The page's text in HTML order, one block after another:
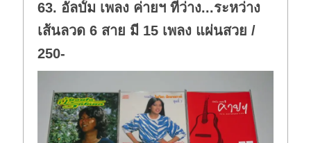
63. อัลบั้ม เพลง ค่ายฯ ที่ว่าง...ระหว่าง
เส้นลวด 6 สาย มี 15 เพลง แผ่นสวย /
250-